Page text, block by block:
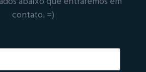
contato. =)